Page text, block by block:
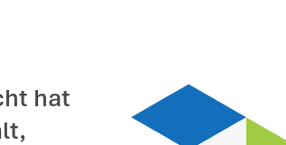
pensionierten Geschäftsführers